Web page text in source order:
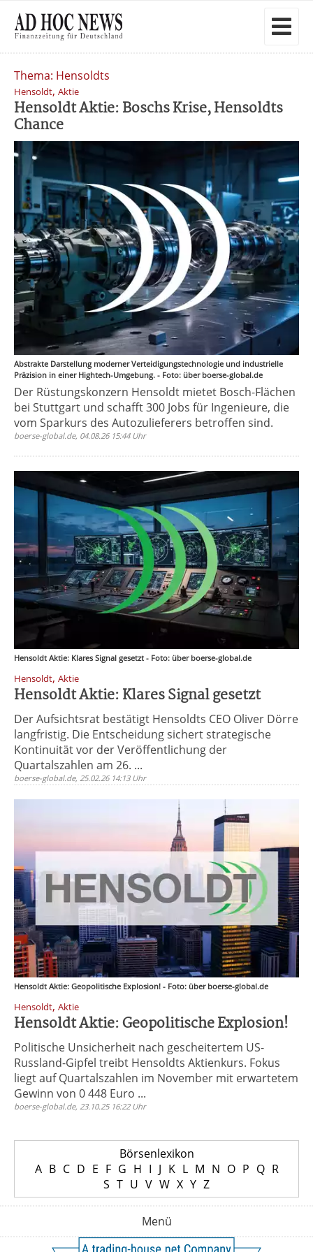
Thema: Hensoldts
Hensoldt, Aktie
Hensoldt Aktie: Boschs Krise, Hensoldts
Chance
Abstrakte Darstellung moderner Verteidigungstechnologie und industrielle
Präzision in einer Hightech-Umgebung. - Foto: über boerse-global.de
Der Rüstungskonzern Hensoldt mietet Bosch-Flächen
bei Stuttgart und schafft 300 Jobs für Ingenieure, die
vom Sparkurs des Autozulieferers betroffen sind.
boerse-global.de, 04.08.26 15:44 Uhr
Hensoldt Aktie: Klares Signal gesetzt - Foto: über boerse-global.de
Hensoldt, Aktie
Hensoldt Aktie: Klares Signal gesetzt
Der Aufsichtsrat bestätigt Hensoldts CEO Oliver Dörre
langfristig. Die Entscheidung sichert strategische
Kontinuität vor der Veröffentlichung der
Quartalszahlen am 26. ...
boerse-global.de, 25.02.26 14:13 Uhr
Hensoldt Aktie: Geopolitische Explosion! - Foto: über boerse-global.de
Hensoldt, Aktie
Hensoldt Aktie: Geopolitische Explosion!
Politische Unsicherheit nach gescheitertem US-
Russland-Gipfel treibt Hensoldts Aktienkurs. Fokus
liegt auf Quartalszahlen im November mit erwartetem
Gewinn von 0 448 Euro ...
boerse-global.de, 23.10.25 16:22 Uhr
Börsenlexikon
A B C D E F G H I J K L M N O P Q R
S T U V W X Y Z
Menü